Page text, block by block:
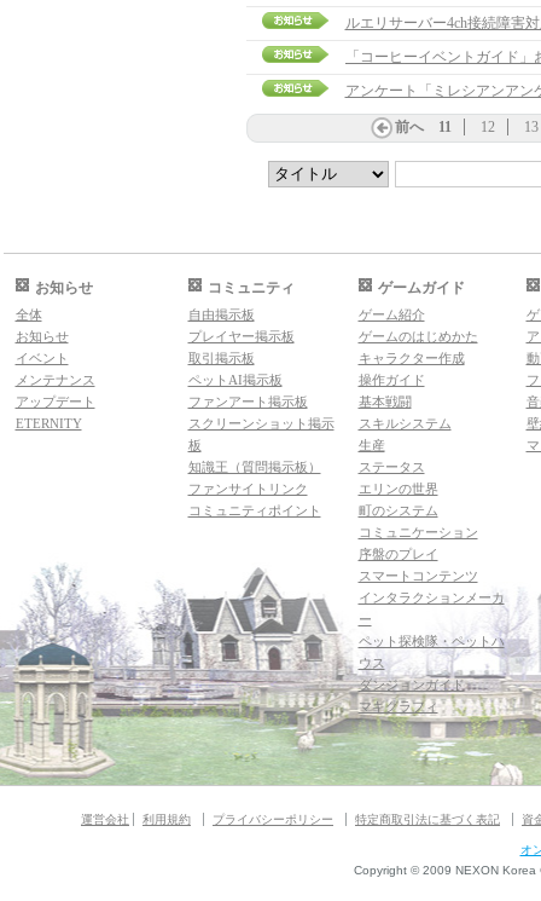
ルエリサーバー4ch接続障害
アンケート「ミレシアンアン
前へ 11 12 13
お知らせ
全体
お知らせ
イベント
メンテナンス
アップデート
ETERNITY
コミュニティ
自由掲示板
プレイヤー掲示板
取引掲示板
ペットAI掲示板
ファンアート掲示板
スクリーンショット掲示
板
知識王（質問掲示板）
ファンサイトリンク
コミュニティポイント
ゲームガイド
ゲーム紹介
ゲームのはじめかた
キャラクター作成
操作ガイド
基本戦闘
スキルシステム
生産
ステータス
エリンの世界
町のシステム
コミュニケーション
序盤のプレイ
スマートコンテンツ
インタラクションメーカ
ー
ペット探検隊・ペットハ
ウス
ダンジョンガイド
マギグラフィ
運営会社 利用規約 プライバシーポリシー 特定商取引法に基づく表記 資
オ
Copyright © 2009 NEXON Korea